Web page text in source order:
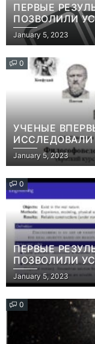
ПЕРВЫЕ
ПОЗВОЛИЛИ
ВРЕМЕНИ
January 5, 2023
0
УЧЕНЫЕ
СВЫШЕ
January 5, 2023
0
ПЕРВЫЕ
ПОЗВОЛИЛИ
ВРЕМЕНИ
МАТЕРИИ
January 5, 2023
0